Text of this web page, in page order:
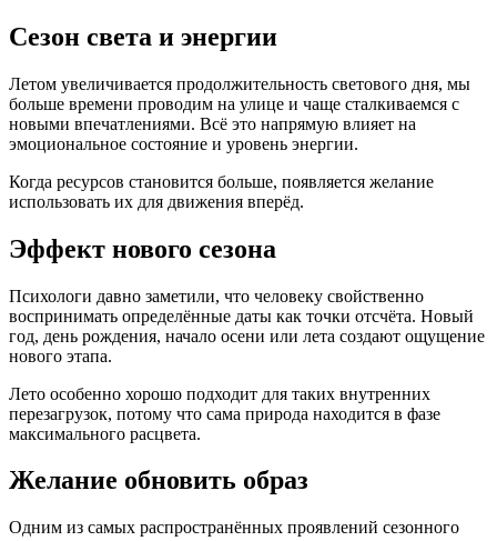
Сезон света и энергии
Летом увеличивается продолжительность светового дня, мы
больше времени проводим на улице и чаще сталкиваемся с
новыми впечатлениями. Всё это напрямую влияет на
эмоциональное состояние и уровень энергии.
Когда ресурсов становится больше, появляется желание
использовать их для движения вперёд.
Эффект нового сезона
Психологи давно заметили, что человеку свойственно
воспринимать определённые даты как точки отсчёта. Новый
год, день рождения, начало осени или лета создают ощущение
нового этапа.
Лето особенно хорошо подходит для таких внутренних
перезагрузок, потому что сама природа находится в фазе
максимального расцвета.
Желание обновить образ
Одним из самых распространённых проявлений сезонного